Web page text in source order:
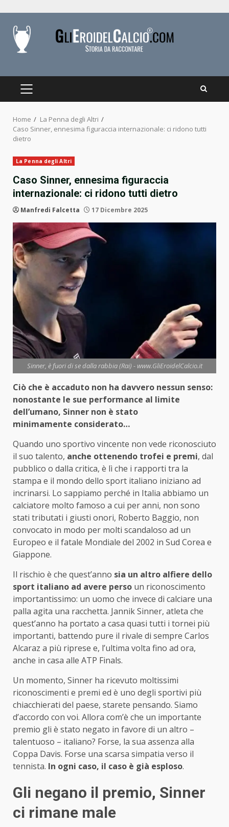
content
PRIMARY
Home
La Penna degli Altri
Caso Sinner, ennesima figuraccia internazionale: ci ridono tutti
dietro
La Penna degli Altri
Caso Sinner, ennesima figuraccia
internazionale: ci ridono tutti dietro
Manfredi Falcetta 17 Dicembre 2025
Sinner, è fuori di se dalla rabbia (Rai) - www.GliEroidelCalcio.it
Ciò che è accaduto non ha davvero nessun senso:
nonostante le sue performance al limite
dell’umano, Sinner non è stato
minimamente considerato…
Quando uno sportivo vincente non vede riconosciuto
il suo talento, anche ottenendo trofei e premi, dal
pubblico o dalla critica, è lì che i rapporti tra la
stampa e il mondo dello sport italiano iniziano ad
incrinarsi. Lo sappiamo perché in Italia abbiamo un
calciatore molto famoso a cui per anni, non sono
stati tributati i giusti onori, Roberto Baggio, non
convocato in modo per molti scandaloso ad un
Europeo e il fatale Mondiale del 2002 in Sud Corea e
Giappone.
Il rischio è che quest’anno sia un altro alfiere dello
sport italiano ad avere perso un riconoscimento
importantissimo: un uomo che invece di calciare una
palla agita una racchetta. Jannik Sinner, atleta che
quest’anno ha portato a casa quasi tutti i tornei più
importanti, battendo pure il rivale di sempre Carlos
Alcaraz a più riprese e, l’ultima volta fino ad ora,
anche in casa alle ATP Finals.
Un momento, Sinner ha ricevuto moltissimi
riconoscimenti e premi ed è uno degli sportivi più
chiacchierati del paese, starete pensando. Siamo
d’accordo con voi. Allora com’è che un importante
premio gli è stato negato in favore di un altro –
talentuoso – italiano? Forse, la sua assenza alla
Coppa Davis. Forse una scarsa simpatia verso il
tennista. In ogni caso, il caso è già esploso.
Gli negano il premio, Sinner
ci rimane male